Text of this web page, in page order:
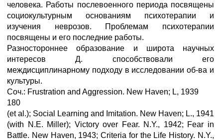
человека. Работы послевоенного периода посвящены
социокультурным основаниям психотерапии и
изучения неврозов. Проблемам психотерапии
посвящены и его последние работы.
Разностороннее образование и широта научных
интересов Д. способствовали его
междисциплинарному подходу в исследовании об-ва и
культуры.
Соч.: Frustration and Aggression. New Haven; L, 1939
180
(et al.); Social Learning and Imitation. New Haven; L., 1941
(with N.E. Miller); Victory over Fear. N.Y., 1942; Fear in
Battle. New Haven, 1943; Criteria for the Life History. N.Y.,